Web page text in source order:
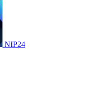
NIP24